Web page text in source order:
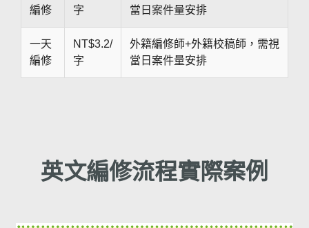
編修
字
當日案件量安排
一天
編修
NT$3.2/
字
外籍編修師+外籍校稿師，需視
當日案件量安排
英文編修流程實際案例